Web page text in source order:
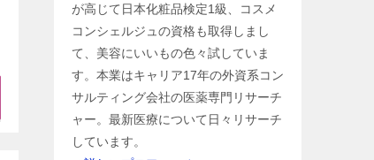
が高じて日本化粧品検定1級、コスメ
コンシェルジュの資格も取得しまし
て、美容にいいもの色々試していま
す。本業はキャリア17年の外資系コン
サルティング会社の医薬専門リサーチ
ャー。最新医療について日々リサーチ
しています。